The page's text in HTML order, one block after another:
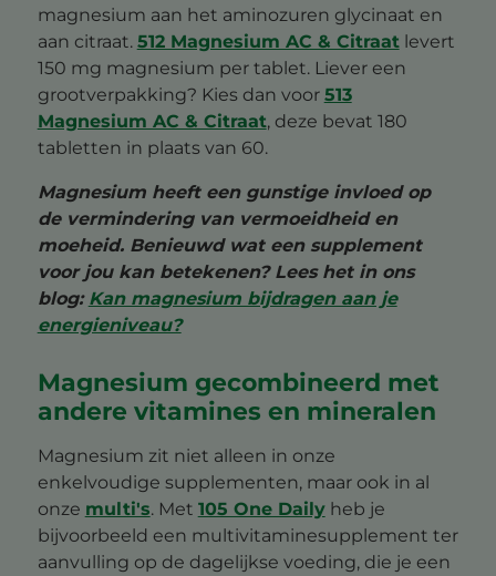
magnesium aan het aminozuren glycinaat en
aan citraat. 512 Magnesium AC & Citraatlevert
150 mg magnesium per tablet. Liever een
grootverpakking? Kies dan voor 513
Magnesium AC & Citraat, deze bevat 180
tabletten in plaats van 60.
Magnesium heeft een gunstige invloed op
de vermindering van vermoeidheid en
moeheid. Benieuwd wat een supplement
voor jou kan betekenen? Lees het in ons
blog: Kan magnesium bijdragen aan je
energieniveau?
Magnesium gecombineerd met
andere vitamines en mineralen
Magnesium zit niet alleen in onze
enkelvoudige supplementen, maar ook in al
onze multi's. Met 105 One Dailyheb je
bijvoorbeeld een multivitaminesupplement ter
aanvulling op de dagelijkse voeding, die je een